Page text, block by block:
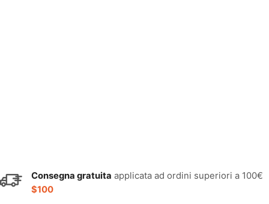
Consegna gratuita applicata ad ordini superiori a 100€
$100